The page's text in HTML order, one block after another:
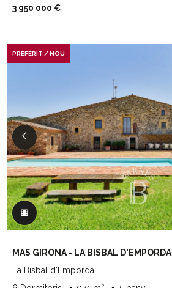
3 950 000 €
PREFERIT / NOU
MAS GIRONA - LA BISBAL D'EMPORDA
La Bisbal d'Emporda